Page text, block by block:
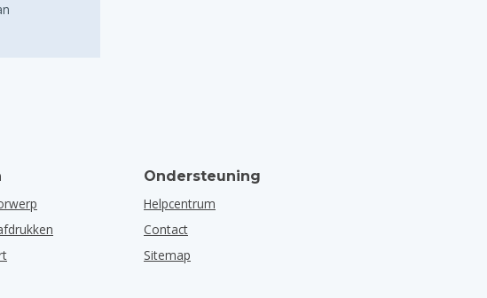
Ondersteuning
Helpcentrum
Contact
Sitemap